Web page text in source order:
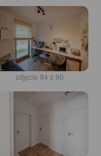
zdjęcie 84 z 90